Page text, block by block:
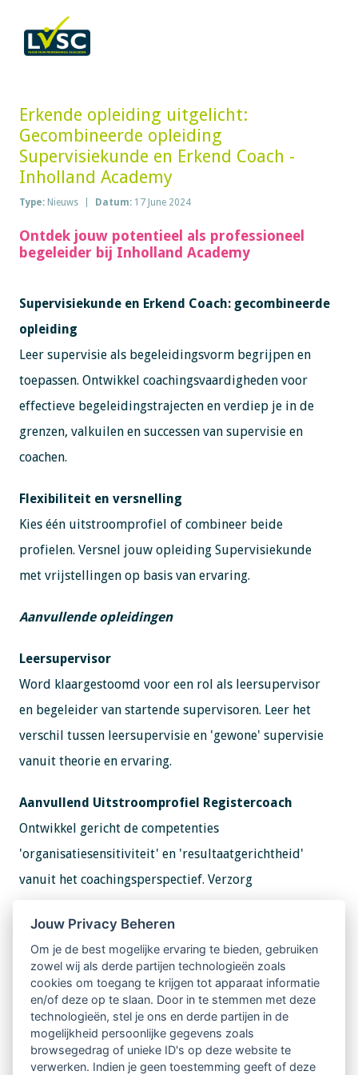
Erkende opleiding uitgelicht:
Gecombineerde opleiding
Supervisiekunde en Erkend Coach -
Inholland Academy
Type: Nieuws Datum: 17 June 2024
Ontdek jouw potentieel als professioneel
begeleider bij Inholland Academy
Supervisiekunde en Erkend Coach: gecombineerde
opleiding
Leer supervisie als begeleidingsvorm begrijpen en
toepassen. Ontwikkel coachingsvaardigheden voor
effectieve begeleidingstrajecten en verdiep je in de
grenzen, valkuilen en successen van supervisie en
coachen.
Flexibiliteit en versnelling
Kies één uitstroomprofiel of combineer beide
profielen. Versnel jouw opleiding Supervisiekunde
met vrijstellingen op basis van ervaring.
Aanvullende opleidingen
Leersupervisor
Word klaargestoomd voor een rol als leersupervisor
en begeleider van startende supervisoren. Leer het
verschil tussen leersupervisie en 'gewone' supervisie
vanuit theorie en ervaring.
Aanvullend Uitstroomprofiel Registercoach
Ontwikkel gericht de competenties
'organisatiesensitiviteit' en 'resultaatgerichtheid'
vanuit het coachingsperspectief. Verzorg
de LVSC.
Bekijk de opleidingen
Jouw Privacy Beheren
Om je de best mogelijke ervaring te bieden, gebruiken
zowel wij als derde partijen technologieën zoals
cookies om toegang te krijgen tot apparaat informatie
en/of deze op te slaan. Door in te stemmen met deze
technologieën, stel je ons en derde partijen in de
mogelijkheid persoonlijke gegevens zoals
browsegedrag of unieke ID's op deze website te
verwerken. Indien je geen toestemming geeft of deze